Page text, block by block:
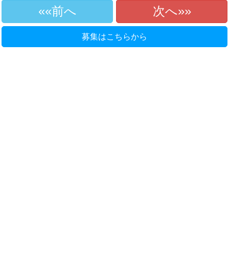
«前へ 次へ»
募集はこちらから